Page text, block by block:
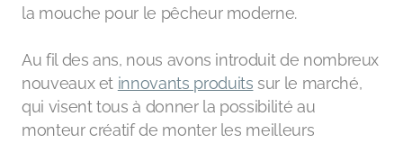
la mouche pour le pêcheur moderne.
Au fil des ans, nous avons introduit de nombreux
nouveaux et innovants produits sur le marché,
qui visent tous à donner la possibilité au
monteur créatif de monter les meilleurs